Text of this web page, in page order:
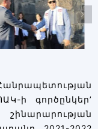
ի գործընկեր’